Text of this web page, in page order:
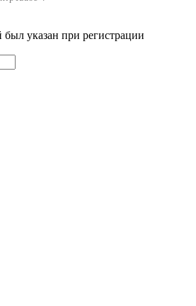
указан при регистрации